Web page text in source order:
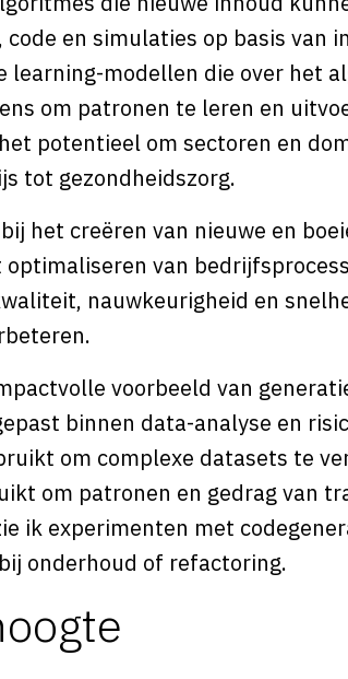
en simulaties op basis van
learning-modellen die over het
om patronen te leren en
potentieel om sectoren en
tot gezondheidszorg.
het creëren van nieuwe en
van
nauwkeurigheid en
voorbeeld van
binnen data-analyse en
om complexe datasets te
om patronen en gedrag van
ik experimenten met
onderhoud of refactoring.